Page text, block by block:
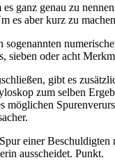
ganz genau zu
es aber kurz zu
oder acht
gibt es
zum selben
einer
ausscheidet. Punkt.